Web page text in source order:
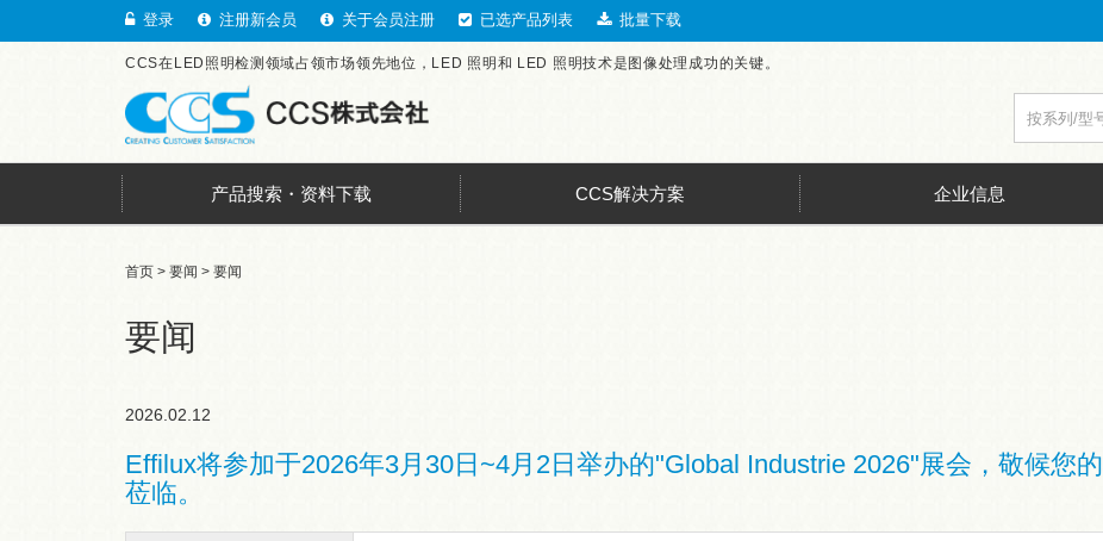
登录 注册新会员 关于会员注册 已选产品列表 批量下载
CCS在LED照明检测领域占领市场领先地位，LED 照明和 LED 照明技术是图像处理成功的关键。
产品搜索・资料下载 CCS解决方案 企业信息
首页 > 要闻 > 要闻
要闻
2026.02.12
Effilux将参加于2026年3月30日~4月2日举办的"Global Industrie 2026"展会，敬候您的
莅临。